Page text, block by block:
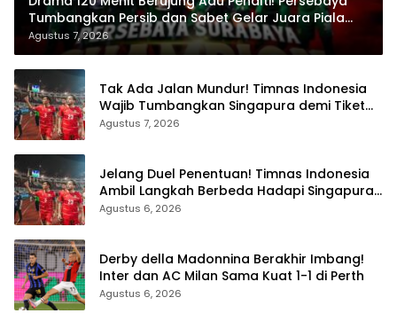
Tumbangkan Persib dan Sabet Gelar Juara Piala
Presiden 2026
Agustus 7, 2026
Tak Ada Jalan Mundur! Timnas Indonesia
Wajib Tumbangkan Singapura demi Tiket
Semifinal Piala AFF 2026
Agustus 7, 2026
Jelang Duel Penentuan! Timnas Indonesia
Ambil Langkah Berbeda Hadapi Singapura
di Piala AFF 2026
Agustus 6, 2026
Derby della Madonnina Berakhir Imbang!
Inter dan AC Milan Sama Kuat 1-1 di Perth
Agustus 6, 2026